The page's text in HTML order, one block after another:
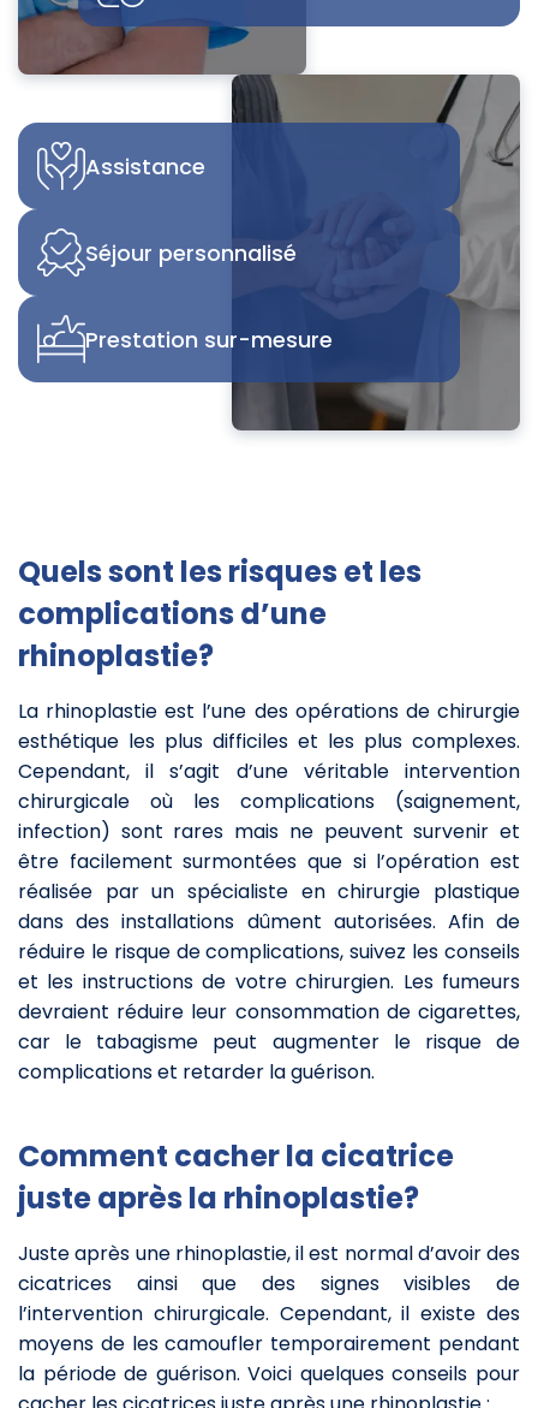
Assistance
Séjour personnalisé
Prestation sur-mesure
Quels sont les risques et les
complications d’une
rhinoplastie?
La rhinoplastie est l’une des opérations de chirurgie
esthétique les plus difficiles et les plus complexes.
Cependant, il s’agit d’une véritable intervention
chirurgicale où les complications (saignement,
infection) sont rares mais ne peuvent survenir et
être facilement surmontées que si l’opération est
réalisée par un spécialiste en chirurgie plastique
dans des installations dûment autorisées. Afin de
réduire le risque de complications, suivez les conseils
et les instructions de votre chirurgien. Les fumeurs
devraient réduire leur consommation de cigarettes,
car le tabagisme peut augmenter le risque de
complications et retarder la guérison.
Comment cacher la cicatrice
juste après la rhinoplastie?
Juste après une rhinoplastie, il est normal d’avoir des
cicatrices ainsi que des signes visibles de
l’intervention chirurgicale. Cependant, il existe des
moyens de les camoufler temporairement pendant
la période de guérison. Voici quelques conseils pour